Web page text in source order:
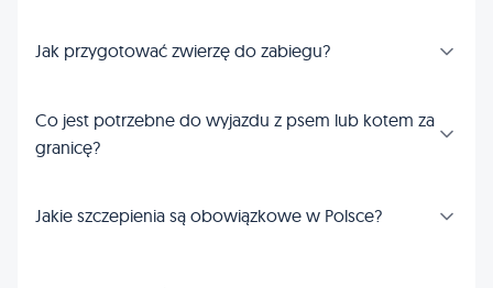
Jak przygotować zwierzę do zabiegu?
Co jest potrzebne do wyjazdu z psem lub kotem za
granicę?
Jakie szczepienia są obowiązkowe w Polsce?